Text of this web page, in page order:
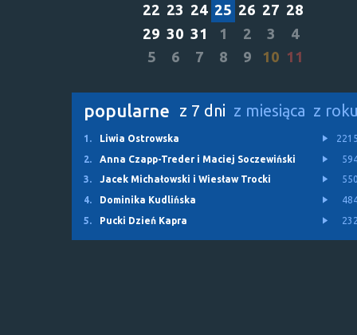
22 23 24 25 26 27 28
29 30 31 1 2 3
4
5
6 7 8 9 10 11
popularne z 7 dni z miesiąca z
1. Liwia Ostrowska
2.
Anna Czapp-Treder i Maciej Soczewiński
3.
Jacek Michałowski i Wiesław Trocki
4.
Dominika Kudlińska
5.
Pucki Dzień Kapra